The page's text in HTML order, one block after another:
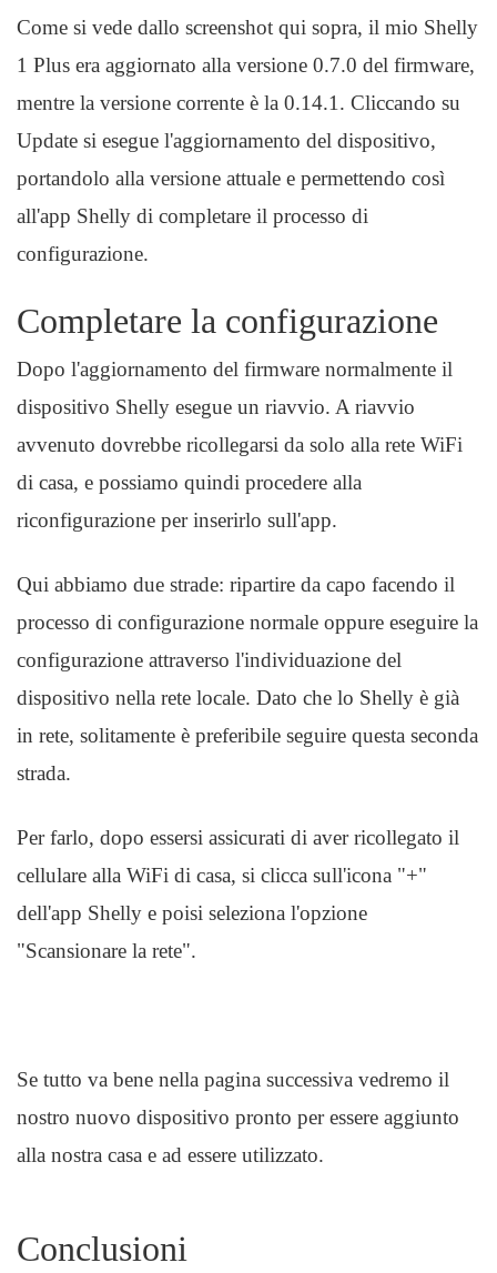
Come si vede dallo screenshot qui sopra, il mio Shelly
1 Plus era aggiornato alla versione 0.7.0 del firmware,
mentre la versione corrente è la 0.14.1. Cliccando su
Update si esegue l'aggiornamento del dispositivo,
portandolo alla versione attuale e permettendo così
all'app Shelly di completare il processo di
configurazione.
Completare la configurazione
Dopo l'aggiornamento del firmware normalmente il
dispositivo Shelly esegue un riavvio. A riavvio
avvenuto dovrebbe ricollegarsi da solo alla rete WiFi
di casa, e possiamo quindi procedere alla
riconfigurazione per inserirlo sull'app.
Qui abbiamo due strade: ripartire da capo facendo il
processo di configurazione normale oppure eseguire la
configurazione attraverso l'individuazione del
dispositivo nella rete locale. Dato che lo Shelly è già
in rete, solitamente è preferibile seguire questa seconda
strada.
Per farlo, dopo essersi assicurati di aver ricollegato il
cellulare alla WiFi di casa, si clicca sull'icona "+"
dell'app Shelly e poisi seleziona l'opzione
"Scansionare la rete".
Se tutto va bene nella pagina successiva vedremo il
nostro nuovo dispositivo pronto per essere aggiunto
alla nostra casa e ad essere utilizzato.
Conclusioni